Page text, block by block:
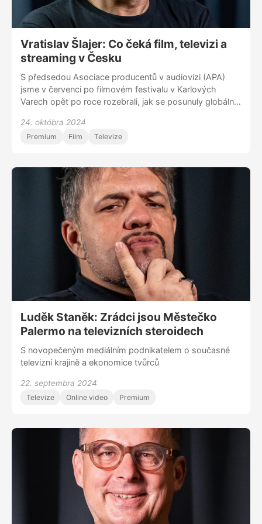
Vratislav Šlajer: Co čeká film, televizi a
streaming v Česku
S předsedou Asociace producentů v audiovizi (APA)
jsme v červenci po filmovém festivalu v Karlových
Varech opět po roce rozebrali, jak se posunuly globální
audiovizi. Ta v čase natáčení prošla prvním čtením ve
sněmovně, v pátek 25. října ji potom sněmovna
24. októbra 2024
Premium Film Televize
Luděk Staněk: Zrádci jsou Městečko
Palermo na televizních steroidech
S novopečeným mediálním podnikatelem o současné
televizní krajině a ekonomice tvůrců
22. septembra 2024
Televize Online video Premium